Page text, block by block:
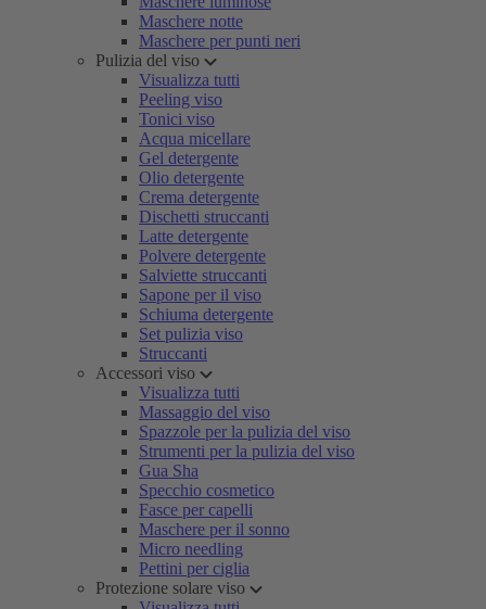
Maschere notte
Maschere per punti neri
Pulizia del viso
Visualizza tutti
Peeling viso
Tonici viso
Acqua micellare
Gel detergente
Olio detergente
Crema detergente
Dischetti struccanti
Latte detergente
Polvere detergente
Salviette struccanti
Sapone per il viso
Schiuma detergente
Set pulizia viso
Struccanti
Accessori viso
Visualizza tutti
Massaggio del viso
Spazzole per la pulizia del viso
Strumenti per la pulizia del viso
Gua Sha
Specchio cosmetico
Fasce per capelli
Maschere per il sonno
Micro needling
Pettini per ciglia
Protezione solare viso